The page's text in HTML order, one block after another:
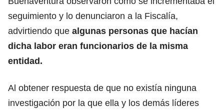
seguimiento y lo denunciaron a la Fiscalía,
advirtiendo que algunas personas que hacían
dicha labor eran funcionarios de la misma
entidad.
Al obtener respuesta de que no existía ninguna
investigación por la que ella y los demás líderes